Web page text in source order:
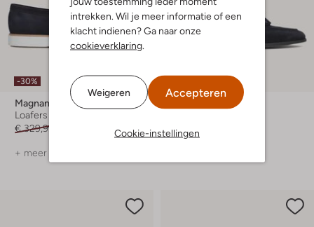
intrekken. Wil je meer informatie of een
klacht indienen? Ga naar onze
cookieverklaring.
Weigeren Accepteren
Cookie-instellingen
-30%
Magnanni
Loafers
€ 329,99
+ meer kleuren
Magnanni
€ 319,99